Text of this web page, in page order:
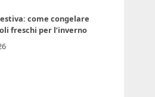
come congelare
freschi per l’inverno